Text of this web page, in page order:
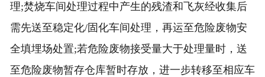
理;焚烧车间处理过程中产生的残渣和飞灰经收集后
需先送至稳定化/固化车间处理，再运至危险废物安
全填埋场处置;若危险废物接受量大于处理量时，送
至危险废物暂存仓库暂时存放，进一步转移至相应车